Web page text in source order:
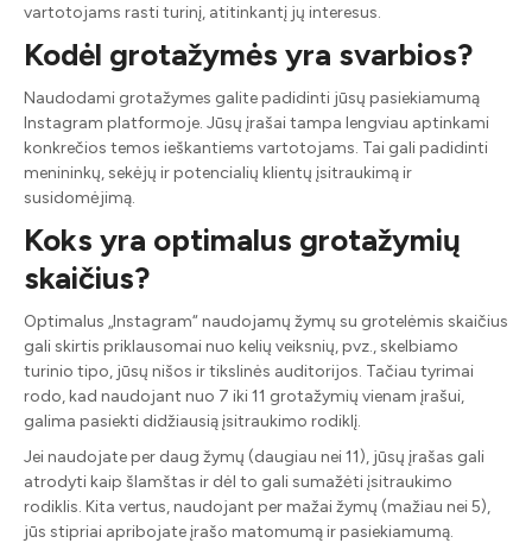
vartotojams rasti turinį, atitinkantį jų interesus.
Kodėl grotažymės yra svarbios?
Naudodami grotažymes galite padidinti jūsų pasiekiamumą
Instagram platformoje. Jūsų įrašai tampa lengviau aptinkami
konkrečios temos ieškantiems vartotojams. Tai gali padidinti
menininkų, sekėjų ir potencialių klientų įsitraukimą ir
susidomėjimą.
Koks yra optimalus grotažymių
skaičius?
Optimalus „Instagram“ naudojamų žymų su grotelėmis skaičius
gali skirtis priklausomai nuo kelių veiksnių, pvz., skelbiamo
turinio tipo, jūsų nišos ir tikslinės auditorijos. Tačiau tyrimai
rodo, kad naudojant nuo 7 iki 11 grotažymių vienam įrašui,
galima pasiekti didžiausią įsitraukimo rodiklį.
Jei naudojate per daug žymų (daugiau nei 11), jūsų įrašas gali
atrodyti kaip šlamštas ir dėl to gali sumažėti įsitraukimo
rodiklis. Kita vertus, naudojant per mažai žymų (mažiau nei 5),
jūs stipriai apribojate įrašo matomumą ir pasiekiamumą.